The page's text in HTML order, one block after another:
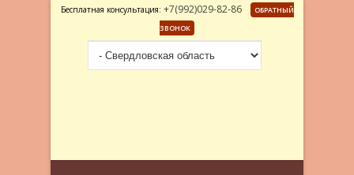
Бесплатная консультация: +7(992)029-82-86
ОБРАТНЫЙ
ЗВОНОК